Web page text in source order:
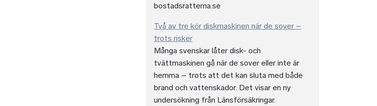
bostadsratterna.se
Två av tre kör diskmaskinen när de sover –
trots risker
Många svenskar låter disk- och
tvättmaskinen gå när de sover eller inte är
hemma – trots att det kan sluta med både
brand och vattenskador. Det visar en ny
undersökning från Länsförsäkringar.